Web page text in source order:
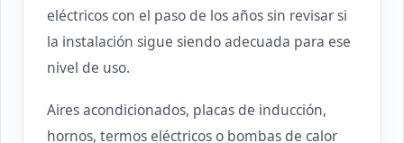
eléctricos con el paso de los años sin revisar si
la instalación sigue siendo adecuada para ese
nivel de uso.
Aires acondicionados, placas de inducción,
hornos, termos eléctricos o bombas de calor